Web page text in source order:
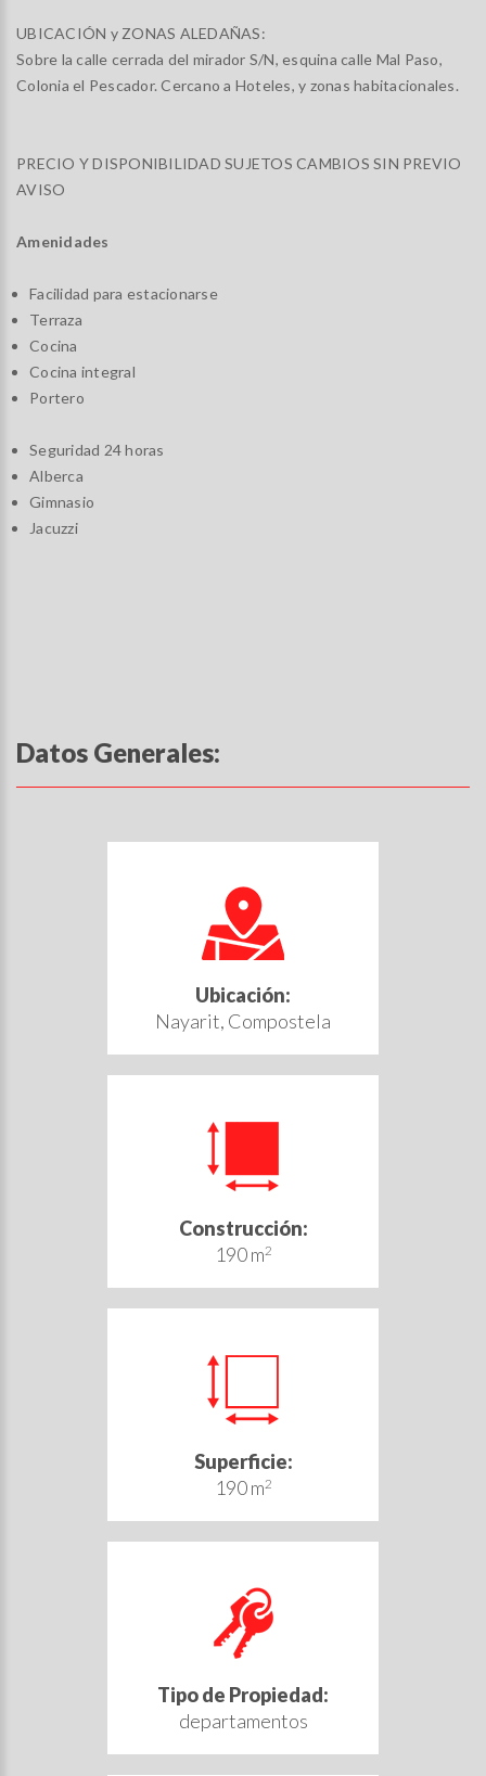
UBICACIÓN y ZONAS ALEDAÑAS:
Sobre la calle cerrada del mirador S/N, esquina calle Mal Paso,
Colonia el Pescador. Cercano a Hoteles, y zonas habitacionales.
PRECIO Y DISPONIBILIDAD SUJETOS CAMBIOS SIN PREVIO
AVISO
Amenidades
Facilidad para estacionarse
Terraza
Cocina
Cocina integral
Portero
Seguridad 24 horas
Alberca
Gimnasio
Jacuzzi
Datos Generales:
Ubicación:
Nayarit, Compostela
Construcción:
190 m2
Superficie:
190 m2
Tipo de Propiedad:
departamentos